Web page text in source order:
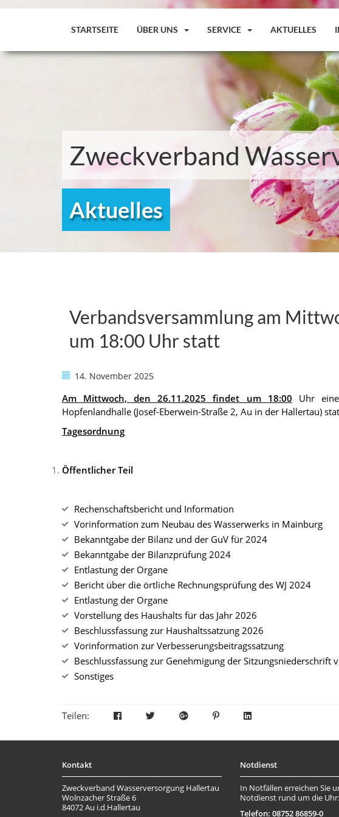
STARTSEITE ÜBER UNS SERVICE AKTUELLES
Zweckverband
Aktuelles
Verbandsversammlung am
um 18:00 Uhr statt
14. November 2025
Am Mittwoch, den 26.11.2025 findet um 18:00 Uhr
Hopfenlandhalle (Josef-Eberwein-Straße 2, Au in der Hallertau)
Tagesordnung
Öffentlicher Teil
Rechenschaftsbericht und Information
Vorinformation zum Neubau des Wasserwerks in Mainburg
Bekanntgabe der Bilanz und der GuV für 2024
Bekanntgabe der Bilanzprüfung 2024
Entlastung der Organe
Bericht über die örtliche Rechnungsprüfung des WJ 2024
Entlastung der Organe
Vorstellung des Haushalts für das Jahr 2026
Beschlussfassung zur Haushaltssatzung 2026
Vorinformation zur Verbesserungsbeitragssatzung
Beschlussfassung zur Genehmigung der Sitzungsniederschrift
Sonstiges
Teilen:
Kontakt
Zweckverband Wasserversorgung Hallertau
Wolnzacher Straße 6
84072 Au i.d.Hallertau
Notdienst
In Notfällen erreichen Sie
Notdienst rund um die Uhr:
Telefon: 08752 86859-0